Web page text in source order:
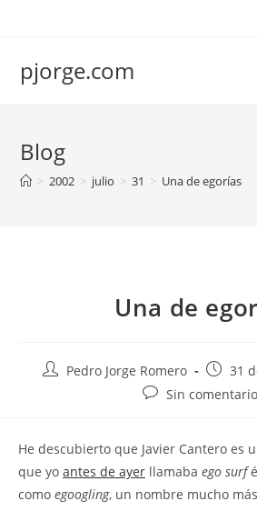
pjorge.com
Blog
> 2002 > julio > 31 > Una de egorías
Una de
AutorPedro Jorge Romero
de
31
Comentarios
entrada:
Sin
He descubierto que Javier Cantero es
que yo antes de ayer llamaba ego surf
como egoogling, un nombre mucho